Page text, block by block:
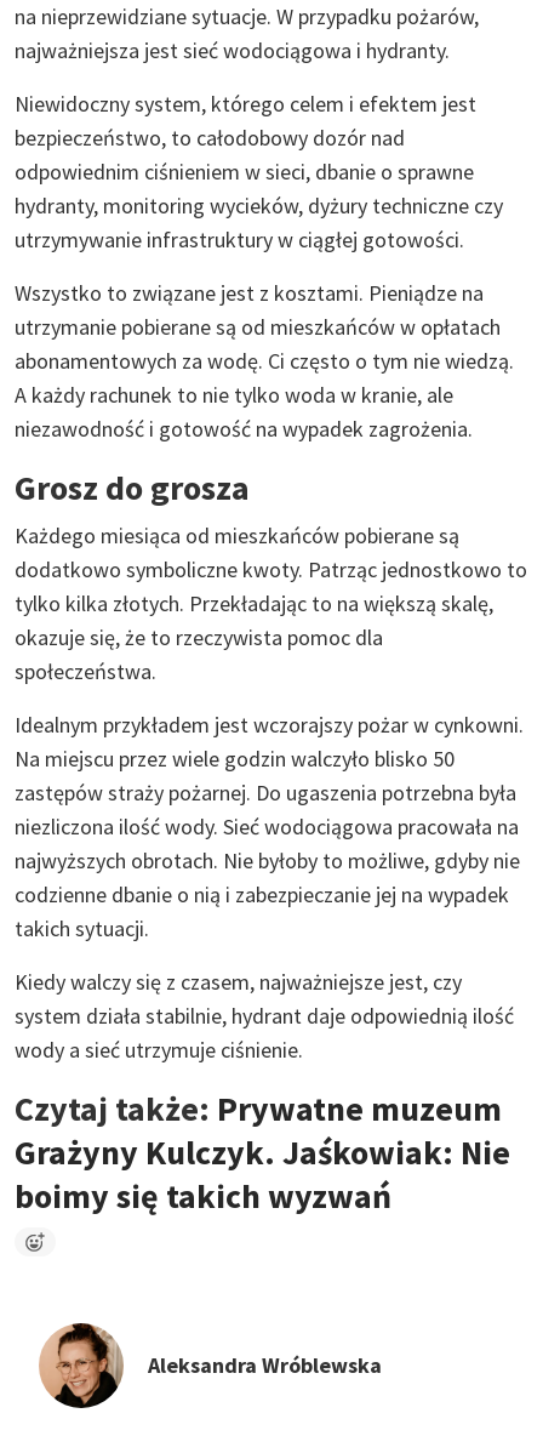
na nieprzewidziane sytuacje. W przypadku pożarów,
najważniejsza jest sieć wodociągowa i hydranty.
Niewidoczny system, którego celem i efektem jest
bezpieczeństwo, to całodobowy dozór nad
odpowiednim ciśnieniem w sieci, dbanie o sprawne
hydranty, monitoring wycieków, dyżury techniczne czy
utrzymywanie infrastruktury w ciągłej gotowości.
Wszystko to związane jest z kosztami. Pieniądze na
utrzymanie pobierane są od mieszkańców w opłatach
abonamentowych za wodę. Ci często o tym nie wiedzą.
A każdy rachunek to nie tylko woda w kranie, ale
niezawodność i gotowość na wypadek zagrożenia.
Grosz do grosza
Każdego miesiąca od mieszkańców pobierane są
dodatkowo symboliczne kwoty. Patrząc jednostkowo to
tylko kilka złotych. Przekładając to na większą skalę,
okazuje się, że to rzeczywista pomoc dla
społeczeństwa.
Idealnym przykładem jest wczorajszy pożar w cynkowni.
Na miejscu przez wiele godzin walczyło blisko 50
zastępów straży pożarnej. Do ugaszenia potrzebna była
niezliczona ilość wody. Sieć wodociągowa pracowała na
najwyższych obrotach. Nie byłoby to możliwe, gdyby nie
codzienne dbanie o nią i zabezpieczanie jej na wypadek
takich sytuacji.
Kiedy walczy się z czasem, najważniejsze jest, czy
system działa stabilnie, hydrant daje odpowiednią ilość
wody a sieć utrzymuje ciśnienie.
Czytaj także: Prywatne muzeum
Grażyny Kulczyk. Jaśkowiak: Nie
boimy się takich wyzwań
Aleksandra Wróblewska